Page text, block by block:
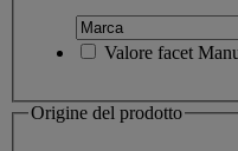
Valore facet
Origine del prodotto